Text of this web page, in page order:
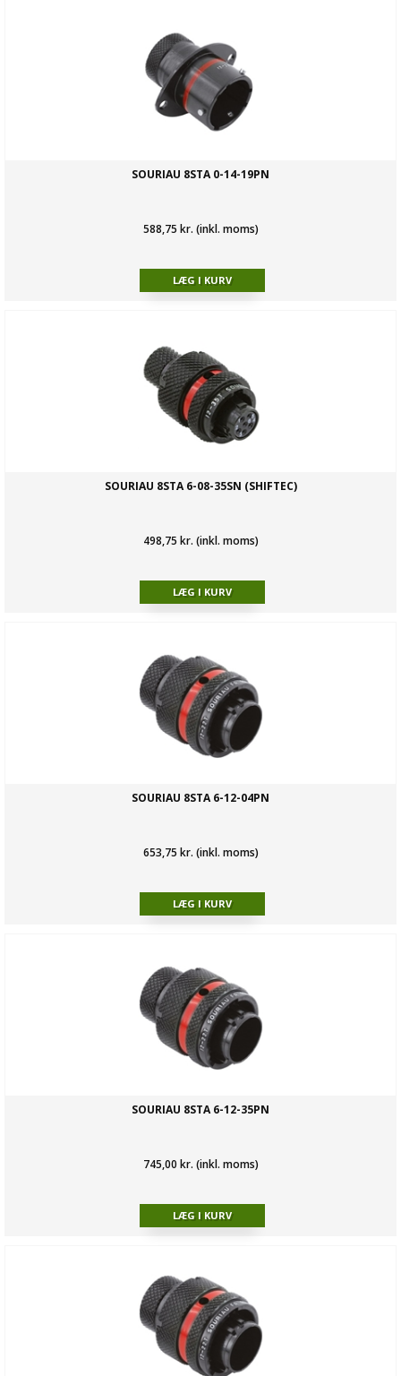
SOURIAU 8STA 0-14-19PN
588,75 kr. (inkl. moms)
SOURIAU 8STA 6-08-35SN (SHIFTEC)
498,75 kr. (inkl. moms)
SOURIAU 8STA 6-12-04PN
653,75 kr. (inkl. moms)
SOURIAU 8STA 6-12-35PN
745,00 kr. (inkl. moms)